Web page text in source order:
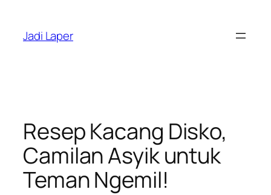
content
Jadi Laper
Resep Kacang Disko,
Camilan Asyik untuk
Teman Ngemil!